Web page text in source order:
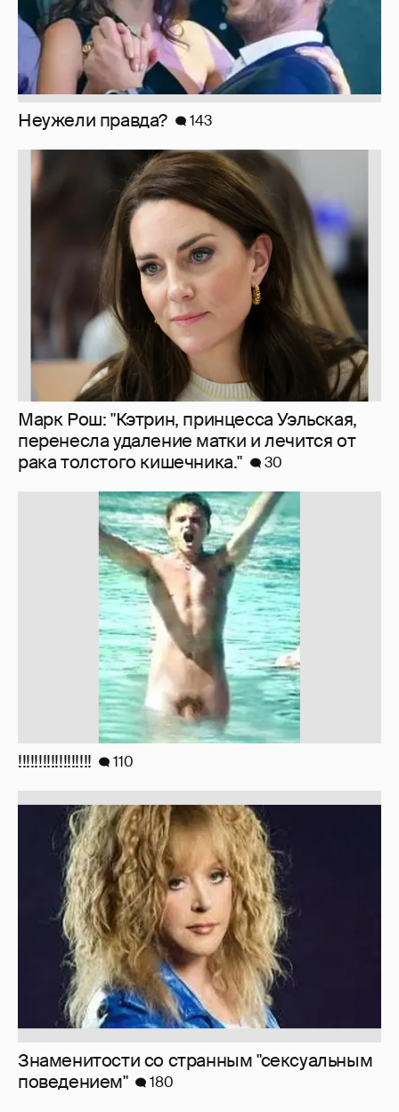
Марк Рош: "Кэтрин, принцесса Уэльская,
перенесла удаление матки и лечится от
рака толстого кишечника."
30
110
Знаменитости со странным "сексуальным
поведением"
180